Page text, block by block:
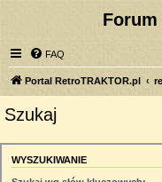
Forum
FAQ
Portal RetroTRAKTOR.pl
Szukaj
WYSZUKIWANIE